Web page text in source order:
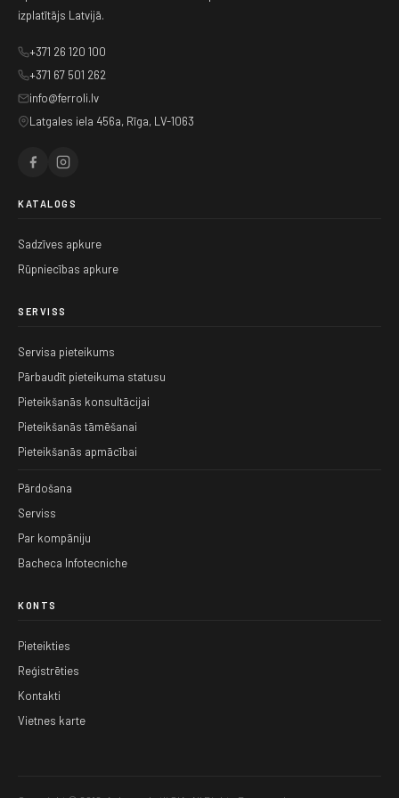
izplatītājs Latvijā.
+371 26 120 100
+371 67 501 262
info@ferroli.lv
Latgales iela 456a, Rīga, LV-1063
KATALOGS
Sadzīves apkure
Rūpniecības apkure
SERVISS
Servisa pieteikums
Pārbaudīt pieteikuma statusu
Pieteikšanās konsultācijai
Pieteikšanās tāmēšanai
Pieteikšanās apmācībai
Pārdošana
Serviss
Par kompāniju
Bacheca Infotecniche
KONTS
Pieteikties
Reģistrēties
Kontakti
Vietnes karte